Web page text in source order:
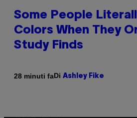
Some People
Colors When They
Study Finds
28 minuti faDi Ashley Fike